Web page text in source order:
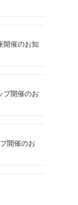
開催のお知
プ開催のお
開催のお